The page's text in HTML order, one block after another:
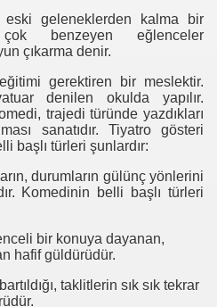
eski geleneklerden kalma bir
çok benzeyen eğlenceler
çıkarma denir.
gerektiren bir meslektir.
denilen okulda yapılır.
trajedi türünde yazdıkları
sanatıdır. Tiyatro gösteri
başlı türleri şunlardır:
durumların gülünç yönlerini
Komedinin belli başlı türleri
bir konuya dayanan,
hafif güldürüdür.
taklitlerin sık sık tekrar